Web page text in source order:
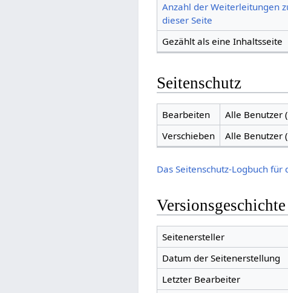
Anzahl der Weiterleitungen
dieser Seite
Gezählt als eine Inhaltsseite
Seitenschutz
Bearbeiten
Alle Benutzer
Verschieben
Alle Benutzer
Das Seitenschutz-Logbuch für
Versionsgeschichte
Seitenersteller
Datum der Seitenerstellung
Letzter Bearbeiter